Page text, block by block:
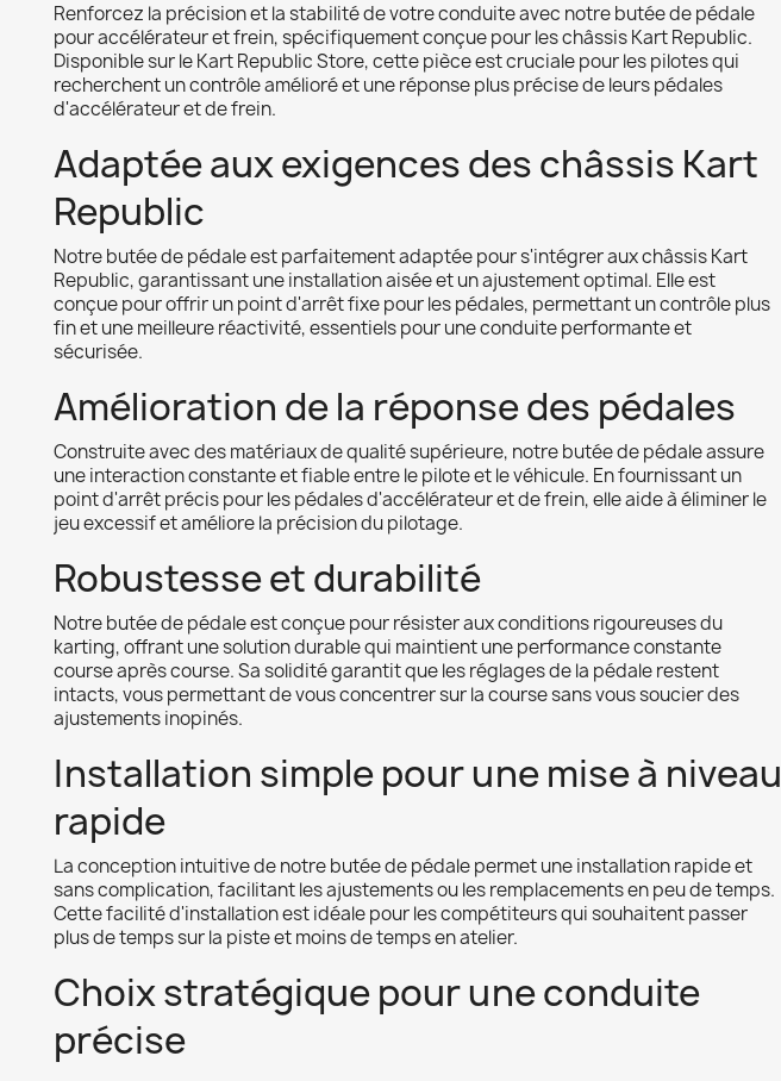
Renforcez la précision et la stabilité de votre conduite avec notre butée de pédale
pour accélérateur et frein, spécifiquement conçue pour les châssis Kart Republic.
Disponible sur le Kart Republic Store, cette pièce est cruciale pour les pilotes qui
recherchent un contrôle amélioré et une réponse plus précise de leurs pédales
d'accélérateur et de frein.
Adaptée aux exigences des châssis Kart
Republic
Notre butée de pédale est parfaitement adaptée pour s'intégrer aux châssis Kart
Republic, garantissant une installation aisée et un ajustement optimal. Elle est
conçue pour offrir un point d'arrêt fixe pour les pédales, permettant un contrôle plus
fin et une meilleure réactivité, essentiels pour une conduite performante et
sécurisée.
Amélioration de la réponse des pédales
Construite avec des matériaux de qualité supérieure, notre butée de pédale assure
une interaction constante et fiable entre le pilote et le véhicule. En fournissant un
point d'arrêt précis pour les pédales d'accélérateur et de frein, elle aide à éliminer le
jeu excessif et améliore la précision du pilotage.
Robustesse et durabilité
Notre butée de pédale est conçue pour résister aux conditions rigoureuses du
karting, offrant une solution durable qui maintient une performance constante
course après course. Sa solidité garantit que les réglages de la pédale restent
intacts, vous permettant de vous concentrer sur la course sans vous soucier des
ajustements inopinés.
Installation simple pour une mise à niveau
rapide
La conception intuitive de notre butée de pédale permet une installation rapide et
sans complication, facilitant les ajustements ou les remplacements en peu de temps.
Cette facilité d'installation est idéale pour les compétiteurs qui souhaitent passer
plus de temps sur la piste et moins de temps en atelier.
Choix stratégique pour une conduite
précise